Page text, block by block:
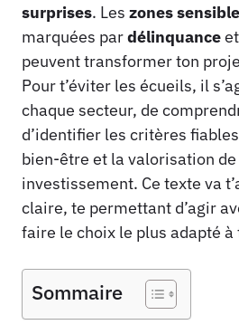
surprises. Les zones
marquées pardélinquanceet
peuvent transformer ton
Pour t’éviter les écueils, il
chaque secteur, de
d’identifier les critères
bien-être et la valorisation de
investissement. Ce texte va
claire, te permettant d’agir
faire le choix le plus adapté
Sommaire